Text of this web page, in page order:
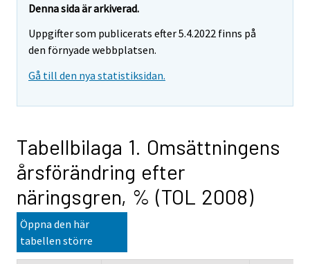
Denna sida är arkiverad.
Uppgifter som publicerats efter 5.4.2022 finns på
den förnyade webbplatsen.
Gå till den nya statistiksidan.
Tabellbilaga 1. Omsättningens
årsförändring efter
näringsgren, % (TOL 2008)
Öppna den här
tabellen större